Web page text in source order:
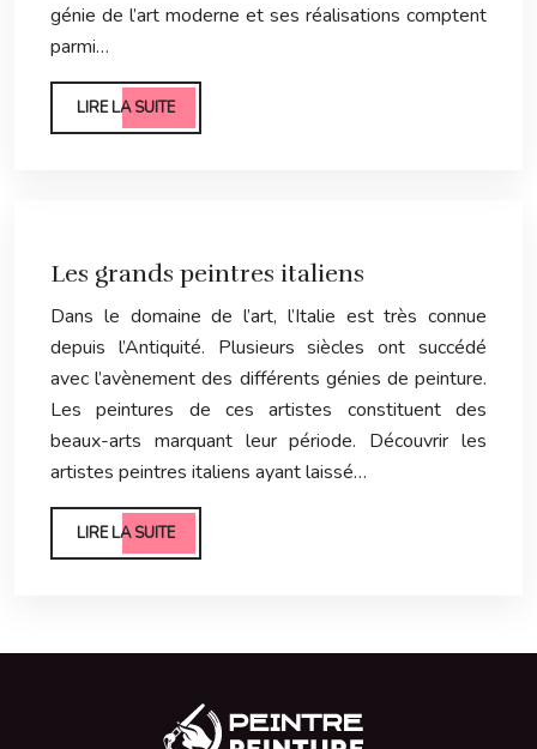
génie de l’art moderne et ses réalisations comptent
parmi…
LIRE LA SUITE
Les grands peintres italiens
Dans le domaine de l’art, l’Italie est très connue
depuis l’Antiquité. Plusieurs siècles ont succédé
avec l’avènement des différents génies de peinture.
Les peintures de ces artistes constituent des
beaux-arts marquant leur période. Découvrir les
artistes peintres italiens ayant laissé…
LIRE LA SUITE